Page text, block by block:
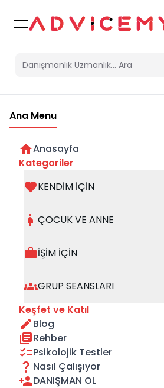
Ana Menu
Anasayfa
Kategoriler
KENDİM İÇİN
ÇOCUK VE ANNE
İŞİM İÇİN
GRUP SEANSLARI
Keşfet ve Katıl
Blog
Rehber
Psikolojik Testler
Nasıl Çalışıyor
DANIŞMAN OL
Tekrarlarımızın